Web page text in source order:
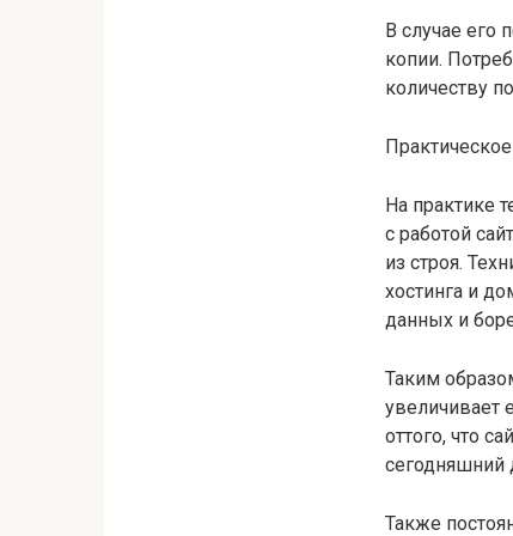
В случае его
копии.
количеству
На практике
с работой
из строя.
хостинга и
данных и
Таким
увеличивает
оттого, что
сегодняшний
Также